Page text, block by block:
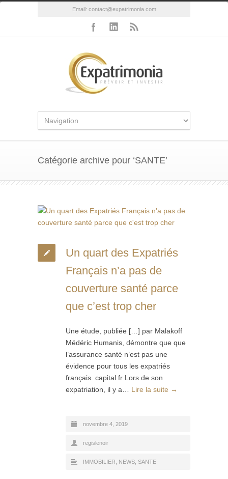
Email: contact@expatrimonia.com
Catégorie archive pour ‘SANTE’
Un quart des Expatriés
Français n’a pas de
couverture santé parce
que c’est trop cher
Une étude, publiée […] par Malakoff
Médéric Humanis, démontre que que
l’assurance santé n’est pas une
évidence pour tous les expatriés
français. capital.fr Lors de son
expatriation, il y a… Lire la suite →
novembre 4, 2019
regislenoir
IMMOBILIER NEWS SANTE